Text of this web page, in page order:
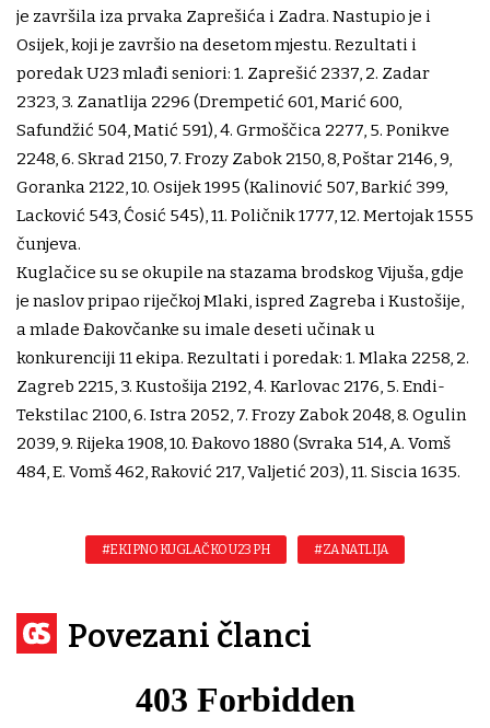
je završila iza prvaka Zaprešića i Zadra. Nastupio je i
Osijek, koji je završio na desetom mjestu. Rezultati i
poredak U23 mlađi seniori: 1. Zaprešić 2337, 2. Zadar
2323, 3. Zanatlija 2296 (Drempetić 601, Marić 600,
Safundžić 504, Matić 591), 4. Grmoščica 2277, 5. Ponikve
2248, 6. Skrad 2150, 7. Frozy Zabok 2150, 8, Poštar 2146, 9,
Goranka 2122, 10. Osijek 1995 (Kalinović 507, Barkić 399,
Lacković 543, Ćosić 545), 11. Poličnik 1777, 12. Mertojak 1555
čunjeva.
Kuglačice su se okupile na stazama brodskog Vijuša, gdje
je naslov pripao riječkoj Mlaki, ispred Zagreba i Kustošije,
a mlade Đakovčanke su imale deseti učinak u
konkurenciji 11 ekipa. Rezultati i poredak: 1. Mlaka 2258, 2.
Zagreb 2215, 3. Kustošija 2192, 4. Karlovac 2176, 5. Endi-
Tekstilac 2100, 6. Istra 2052, 7. Frozy Zabok 2048, 8. Ogulin
2039, 9. Rijeka 1908, 10. Đakovo 1880 (Svraka 514, A. Vomš
484, E. Vomš 462, Raković 217, Valjetić 203), 11. Siscia 1635.
#EKIPNO KUGLAČKO U23 PH #ZANATLIJA
Povezani članci